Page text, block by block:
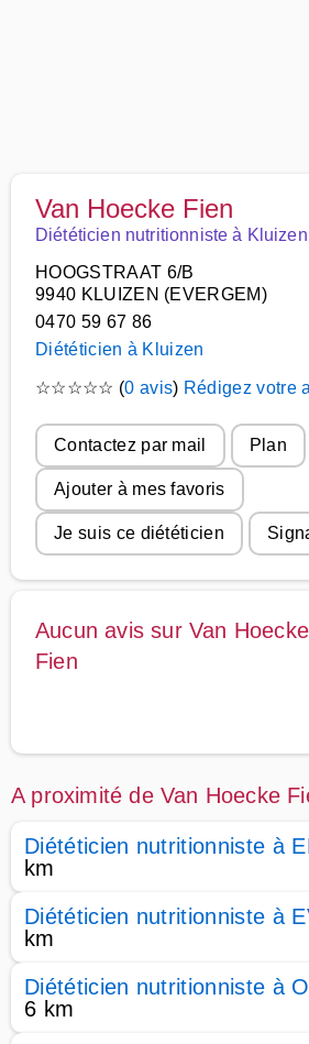
Van Hoecke Fien
Diététicien nutritionniste à Kluizen
HOOGSTRAAT 6/B
9940 KLUIZEN (EVERGEM)
0470 59 67 86
Diététicien à Kluizen
☆☆☆☆☆ (0 avis) Rédigez votre
Contactez par mail Plan
Ajouter à mes favoris
Je suis ce diététicien
Aucun avis sur Van Hoecke
Fien
A proximité de Van Hoecke
Diététicien nutritionniste à
km
Diététicien nutritionniste à
km
Diététicien nutritionniste à
6 km